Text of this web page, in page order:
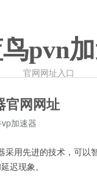
pvn
官网网址入口
官网网址
加速器
用先进的技术，可以
迟现象。